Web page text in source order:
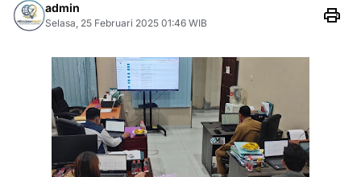
admin
Selasa, 25 Februari 2025 01:46 WIB